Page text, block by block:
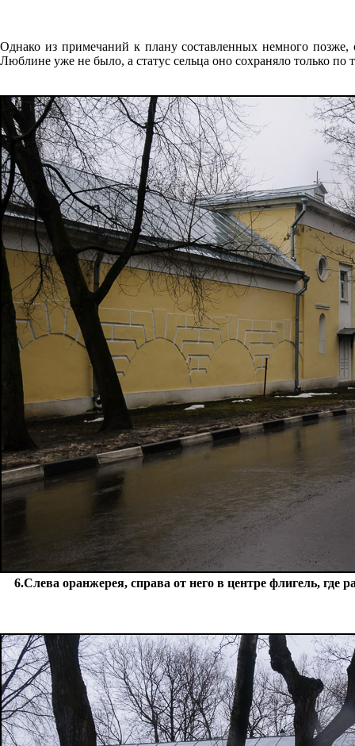
Однако из примечаний к плану составленных немного позже,
Люблине уже не было, а статус сельца оно сохраняло только по
6.Слева оранжерея, справа от него в центре флигель, где